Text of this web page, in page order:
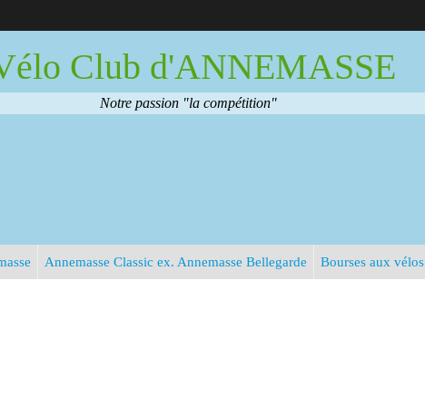
Club d'ANNEMASSE
Notre passion "la compétition"
Annemasse Classic ex. Annemasse Bellegarde Bourses aux vélos